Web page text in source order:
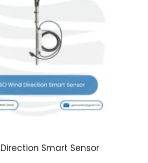
Smart Sensor